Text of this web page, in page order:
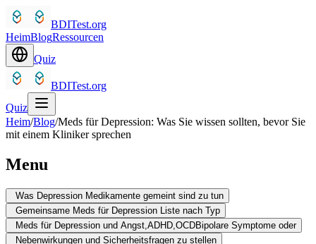
BDITest.org
HeimBlogRessourcen
Quiz
BDITest.org
Quiz
Heim/Blog/Meds für Depression: Was Sie wissen sollten, bevor Sie
mit einem Kliniker sprechen
Menu
Was Depression Medikamente gemeint sind zu tun
Gemeinsame Meds für Depression Liste nach Typ
Meds für Depression und Angst,ADHD,OCDBipolare Symptome oder
Nebenwirkungen und Sicherheitsfragen zu stellen